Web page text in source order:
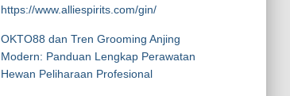
https://www.alliespirits.com/gin/
OKTO88 dan Tren Grooming Anjing
Modern: Panduan Lengkap Perawatan
Hewan Peliharaan Profesional